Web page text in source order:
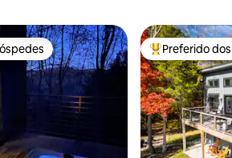
preferidos dos hóspedes Entre os
Preferido